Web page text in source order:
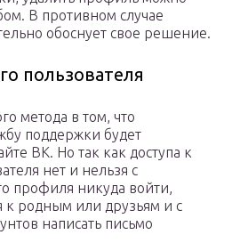
В противном случае
обоснует свое решение.
пользователя
метода в том, что
поддержки будет
ВК. Но так как доступа к
нет и нельзя с
профиля никуда войти,
к родным или друзьям и с
написать письмо